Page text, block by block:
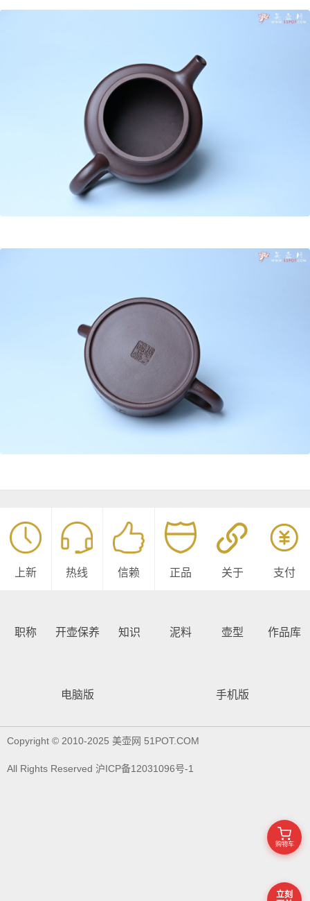
立刻
上新 热线 信赖 正品 关于 支付
职称 开壶保养 知识 泥料 壶型 作品库
电脑版 手机版
Copyright © 2010-2025 美壶网 51POT.COM
All Rights Reserved 沪ICP备12031096号-1
购物车